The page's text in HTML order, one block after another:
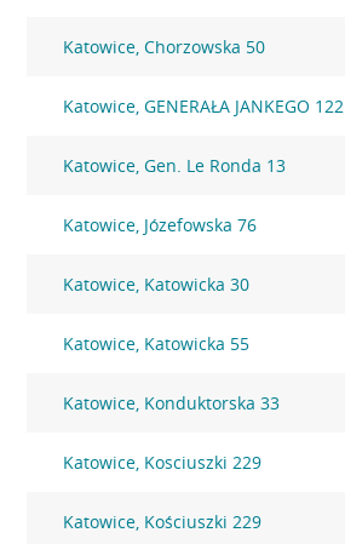
Katowice, Chorzowska 50
Katowice, GENERAŁA JANKEGO 122
Katowice, Gen. Le Ronda 13
Katowice, Józefowska 76
Katowice, Katowicka 30
Katowice, Katowicka 55
Katowice, Konduktorska 33
Katowice, Kosciuszki 229
Katowice, Kościuszki 229